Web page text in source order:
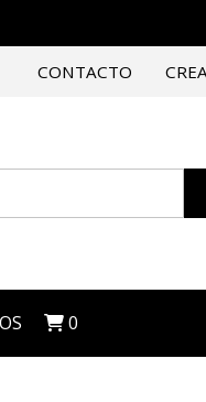
CONTACTO
0